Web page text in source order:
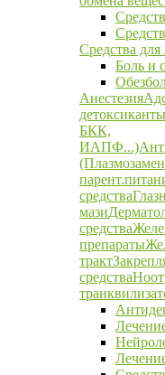
Средства
Боль и
Анестезия
детоксиканты
БКК,
ИАПФ...)
средства
мази
средства
препараты
тракт
средства